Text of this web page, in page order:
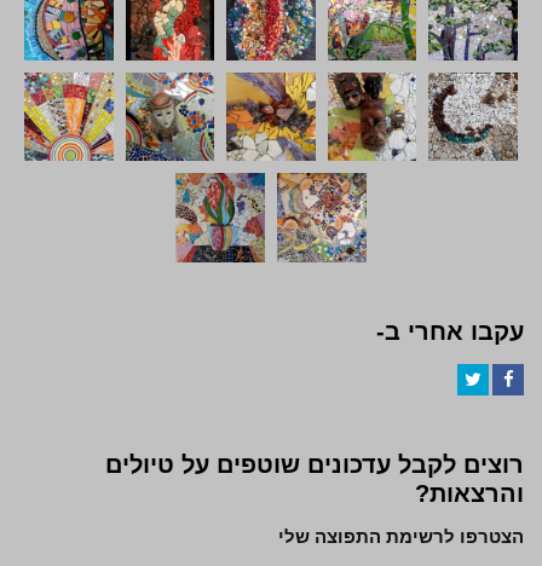
עקבו אחרי ב-
רוצים לקבל עדכונים שוטפים על טיולים
והרצאות?
הצטרפו לרשימת התפוצה שלי